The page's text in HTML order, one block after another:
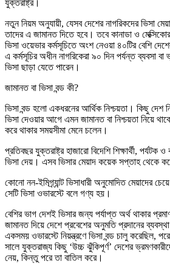
যুক্তরাষ্ট্র।
নতুন নিয়ম অনুযায়ী, যেসব দেশের নাগরিকদের ভিসা
তাদের এ জামানত দিতে হবে। তবে কানাডা ও
ভিসা ওয়েভার কর্মসূচিতে অংশ নেওয়া ৪০টির বেশি
এ কর্মসূচির অধীন নাগরিকেরা ৯০ দিন পর্যন্ত ব্যবসা বা
ভিসা ছাড়া যেতে পারেন।
জামানত বা ভিসা বন্ড কী?
ভিসা বন্ড হলো একধরনের আর্থিক নিশ্চয়তা। কিছু দেশ
ভিসা দেওয়ার আগে এমন জামানত বা নিশ্চয়তা নিয়ে
করে থাকার সময়সীমা মেনে চলেন।
প্রতিবছর যুক্তরাষ্ট্র হাজারো বিদেশি শিক্ষার্থী, পর্যটক ও
ভিসা দেয়। এসব ভিসার মেয়াদ কয়েক সপ্তাহ থেকে
কোনো নন-ইমিগ্র্যান্ট ভিসাধারী অনুমোদিত মেয়াদের
সেটি ভিসা ওভারস্টে বলে গণ্য হয়।
বেশির ভাগ দেশই ভিসার জন্য পর্যাপ্ত অর্থ থাকার
জামানত দিয়ে দেশে প্রবেশের অনুমতি প্রদানের
একসময় ওভারস্টে নিয়ন্ত্রণে ভিসা বন্ড চালু করেছিল,
সালে যুক্তরাজ্য কিছু ‘উচ্চ ঝুঁকিপূর্ণ’ দেশের
নেয়, কিন্তু পরে তা বাতিল করে।